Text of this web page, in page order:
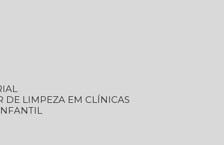
DE LIMPEZA EM CLÍNICAS